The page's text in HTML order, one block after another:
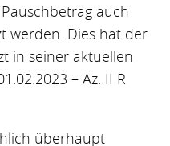
auch
werden. Dies hat der
in seiner aktuellen
– Az. II R
überhaupt